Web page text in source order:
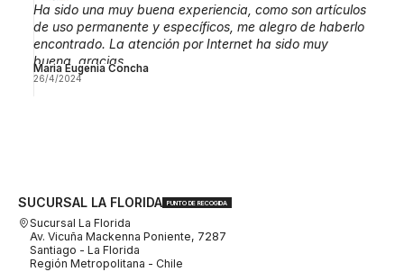
Ha sido una muy buena experiencia, como son artículos
de uso permanente y específicos, me alegro de haberlo
encontrado. La atención por Internet ha sido muy
buena, gracias.
Maria Eugenia Concha
26/4/2024
SUCURSAL LA FLORIDA PUNTO DE RECOGIDA
Sucursal La Florida
Av. Vicuña Mackenna Poniente, 7287
Santiago - La Florida
Región Metropolitana - Chile